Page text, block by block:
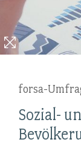
forsa-
Sozial-